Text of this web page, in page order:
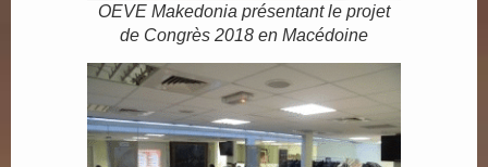
OEVE Makedonia présentant le projet
de Congrès 2018 en Macédoine